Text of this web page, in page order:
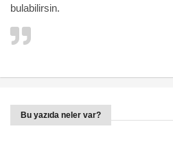
bulabilirsin.
Bu yazıda neler var?